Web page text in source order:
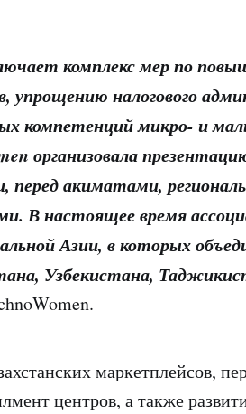
комплекс мер по
упрощению налогового
компетенций микро- и
организовала
перед акиматами,
В настоящее время
Азии, в которых
Узбекистана,
маркетплейсов,
центров, а также